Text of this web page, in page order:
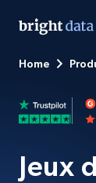
Home
Jeux